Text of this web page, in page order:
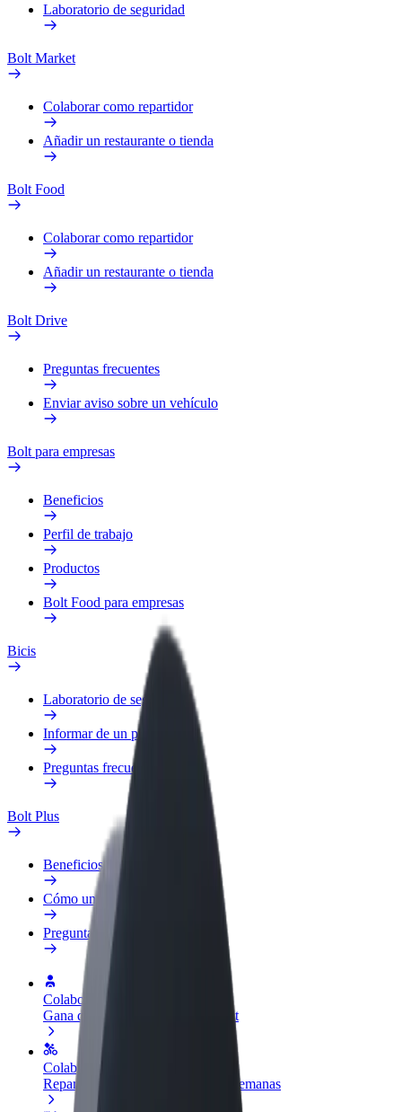
Laboratorio de seguridad
Bolt Market
Colaborar como repartidor
Añadir un restaurante o tienda
Bolt Food
Colaborar como repartidor
Añadir un restaurante o tienda
Bolt Drive
Preguntas frecuentes
Enviar aviso sobre un vehículo
Bolt para empresas
Beneficios
Perfil de trabajo
Productos
Bolt Food para empresas
Bicis
Laboratorio de seguridad
Informar de un problema
Preguntas frecuentes
Bolt Plus
Beneficios
Cómo unirse
Preguntas frecuentes
Colaborar como conductor
Gana dinero colaborando con Bolt
Colaborar como repartidor
Reparte comida y cobra todas las semanas